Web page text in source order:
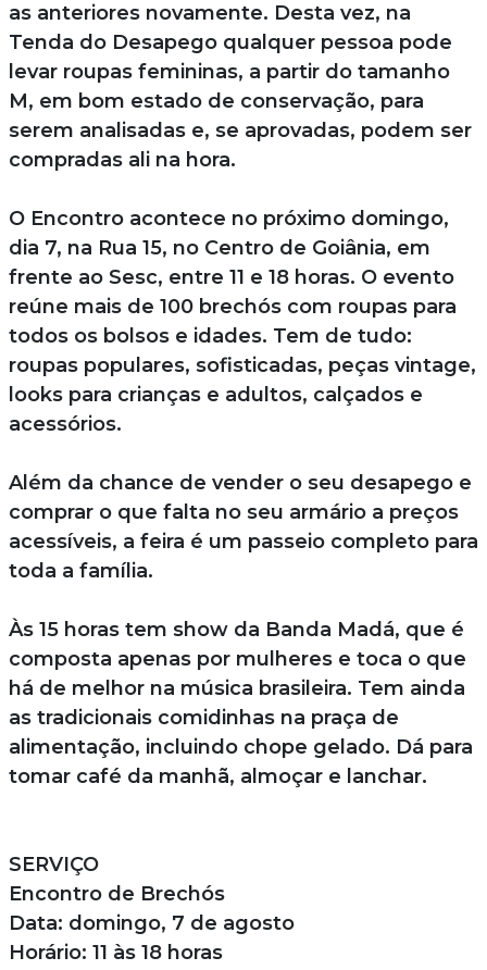
as anteriores novamente. Desta vez, na
Tenda do Desapego qualquer pessoa pode
levar roupas femininas, a partir do tamanho
M, em bom estado de conservação, para
serem analisadas e, se aprovadas, podem ser
compradas ali na hora.
O Encontro acontece no próximo domingo,
dia 7, na Rua 15, no Centro de Goiânia, em
frente ao Sesc, entre 11 e 18 horas. O evento
reúne mais de 100 brechós com roupas para
todos os bolsos e idades. Tem de tudo:
roupas populares, sofisticadas, peças vintage,
looks para crianças e adultos, calçados e
acessórios.
Além da chance de vender o seu desapego e
comprar o que falta no seu armário a preços
acessíveis, a feira é um passeio completo para
toda a família.
Às 15 horas tem show da Banda Madá, que é
composta apenas por mulheres e toca o que
há de melhor na música brasileira. Tem ainda
as tradicionais comidinhas na praça de
alimentação, incluindo chope gelado. Dá para
tomar café da manhã, almoçar e lanchar.
SERVIÇO
Encontro de Brechós
Data: domingo, 7 de agosto
Horário: 11 às 18 horas